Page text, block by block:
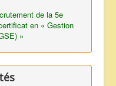
de la 5e
en « Gestion
»